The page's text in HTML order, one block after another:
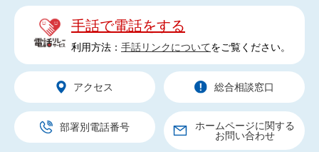
手話で電話をする
利用方法： 手話リンクについてをご覧ください。
アクセス 総合相談窓口
部署別電話番号
ホームページに関する
お問い合わせ